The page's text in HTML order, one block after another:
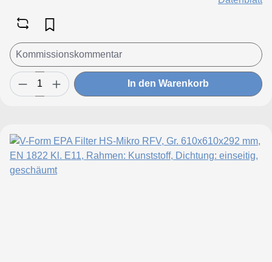
In den Warenkorb